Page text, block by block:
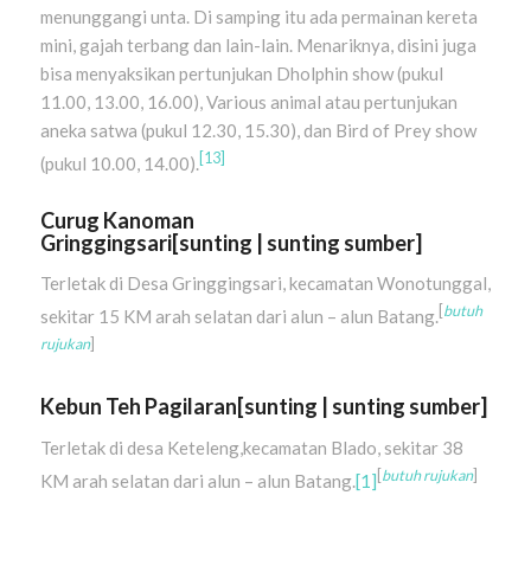
menunggangi unta. Di samping itu ada permainan kereta
mini, gajah terbang dan lain-lain. Menariknya, disini juga
bisa menyaksikan pertunjukan Dholphin show (pukul
11.00, 13.00, 16.00), Various animal atau pertunjukan
aneka satwa (pukul 12.30, 15.30), dan Bird of Prey show
(pukul 10.00, 14.00).[13]
Curug Kanoman
Gringgingsari[sunting | sunting sumber]
Terletak di Desa Gringgingsari, kecamatan Wonotunggal,
sekitar 15 KM arah selatan dari alun – alun Batang. butuh
rujukan]
Kebun Teh Pagilaran[sunting sunting sumber]
Terletak di desa Keteleng,kecamatan Blado, sekitar 38
KM arah selatan dari alun – alun Batang.[1] butuh rujukan]